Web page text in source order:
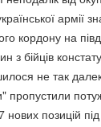
армії
кордону на
з бійців
не так
пропустили
нових позицій